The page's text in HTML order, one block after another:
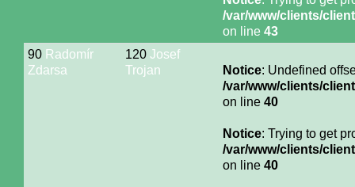
/var/www/clients/
on line 43
90 Radomír
Zdarsa
120 Josef
Trojan
Notice: Undefined
/var/www/clients/
on line 40
Notice: Trying to get
/var/www/clients/
on line 40